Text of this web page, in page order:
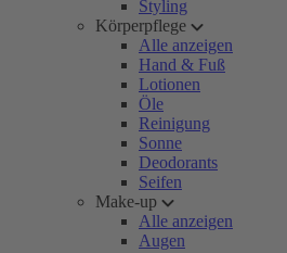
Styling
Körperpflege
Alle anzeigen
Hand & Fuß
Lotionen
Öle
Reinigung
Sonne
Deodorants
Seifen
Make-up
Alle anzeigen
Augen